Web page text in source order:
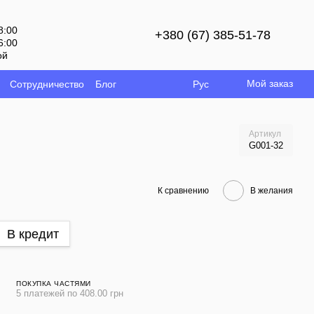
+380 (67) 385-51-78
Сотрудничество Блог Рус Мой заказ
Артикул
G001-32
К сравнению В желания
В кредит
ПОКУПКА ЧАСТЯМИ
5 платежей по 408.00 грн